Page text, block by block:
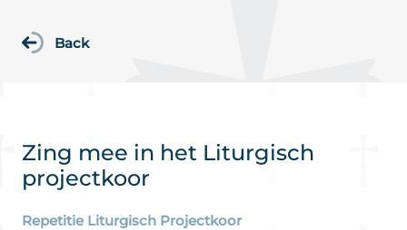
Back
Zing mee in het Liturgisch
projectkoor
Repetitie Liturgisch Projectkoor